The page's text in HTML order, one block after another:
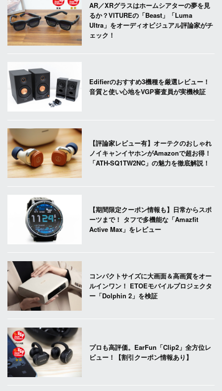
AR／XRグラスはホームシアターの夢を見
るか？VITUREの「Beast」「Luma
Ultra」をオーディオビジュアル評論家がチ
ェック！
Edifierのおすすめ3機種を厳選レビュー！
音質と使い心地をVGP審査員が実機検証
【評論家レビュー有】オーテクのおしゃれ
ノイキャンイヤホンがAmazonで超お得！
「ATH-SQ1TW2NC」の魅力を徹底解説！
【期間限定クーポン情報も】日常からスポ
ーツまで！ タフで多機能な「Amazfit
Active Max」をレビュー
コンパクトサイズに大画面＆高画質をオー
ルインワン！ ETOEモバイルプロジェクタ
ー「Dolphin 2」を検証
プロも高評価。EarFun「Clip2」全方位レ
ビュー！【割引クーポン情報あり】